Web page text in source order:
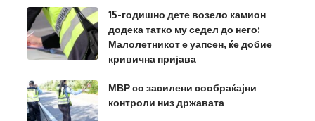
15-годишно дете возело камион
додека татко му седел до него:
Малолетникот е уапсен, ќе добие
кривична пријава
МВР со засилени сообраќајни
контроли низ државата